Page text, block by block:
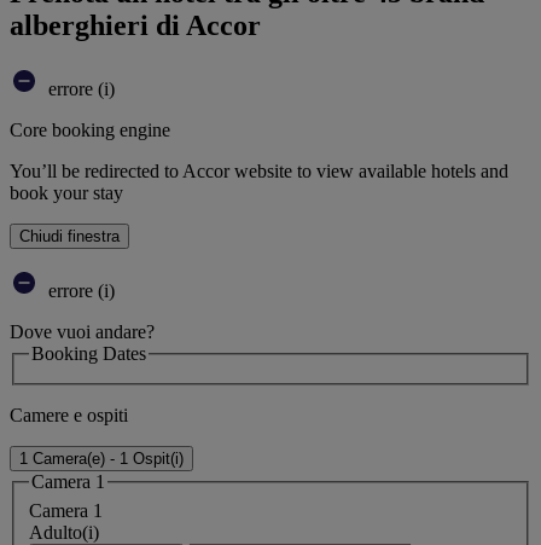
alberghieri di Accor
errore (i)
Core booking engine
You’ll be redirected to Accor website to view available hotels and
book your stay
Chiudi finestra
errore (i)
Dove vuoi andare?
Booking Dates
Camere e ospiti
1 Camera(e) - 1 Ospit(i)
Camera 1
Camera 1
Adulto(i)